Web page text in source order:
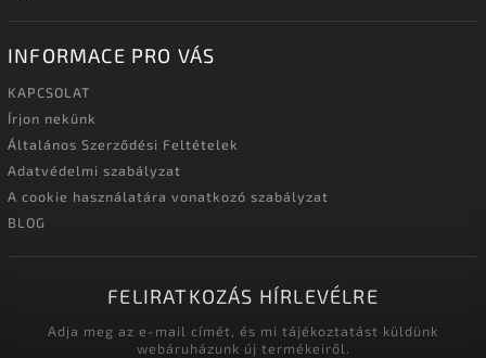
INFORMACE PRO VÁS
KAPCSOLAT
Írjon nekünk
Általános Szerződési Feltételek
Adatvédelmi szabályzat
A cookie használatára vonatkozó szabályzat
BLOG
FELIRATKOZÁS HÍRLEVÉLRE
Adja meg az e-mail címét, és mi tájékoztatást küldünk
webáruházunk új termékeiről.